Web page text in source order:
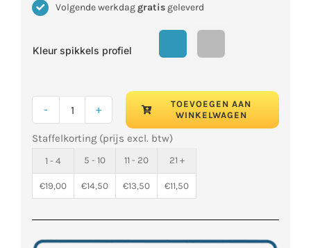
Volgende werkdaggratisgeleverd
Kleur spikkels profiel
Hoekprofiel
Ultra
Interlock
15mm
Sparkle
aantal
TOEVOEGEN AAN
WINKELWAGEN
Staffelkorting (prijs excl. btw)
1 - 4 5 - 10 11 - 20 21 +
€19,00 €14,50 €13,50 €11,50